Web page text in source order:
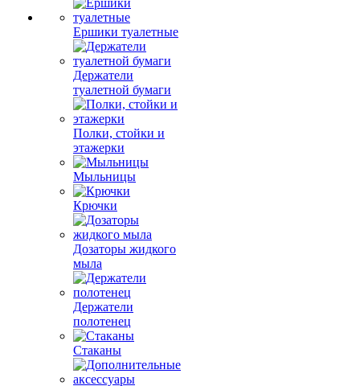
Ершики туалетные
Держатели
туалетной бумаги
Полки, стойки и
этажерки
Мыльницы
Крючки
Дозаторы жидкого
мыла
Держатели
полотенец
Стаканы